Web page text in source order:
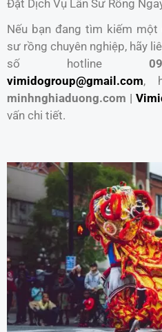
Đặt Dịch Vụ Lân Sư Rồng
Nếu bạn đang tìm kiếm
sư rồng chuyên nghiệp, hãy
số hotline
vimidogroup@gmail.com,
minhnghiaduong.com |
vấn chi tiết.